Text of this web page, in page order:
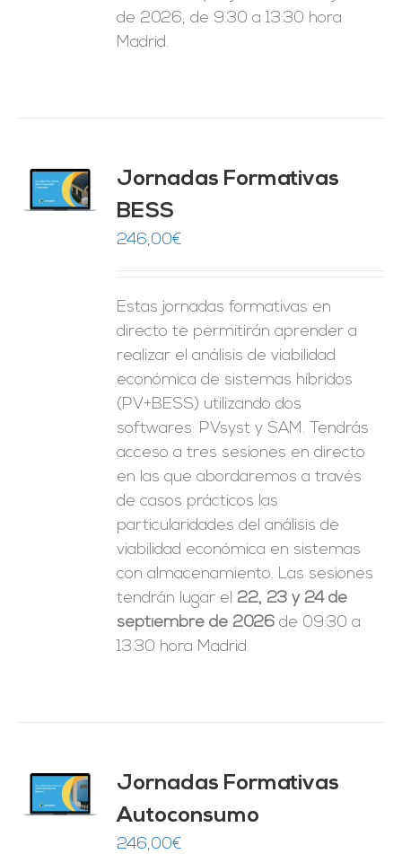
de 2026, de 9:30 a 13:30 hora
Madrid.
Jornadas Formativas
BESS
246,00€
Estas jornadas formativas en
directo te permitirán aprender a
realizar el análisis de viabilidad
económica de sistemas híbridos
(PV+BESS) utilizando dos
softwares: PVsyst y SAM. Tendrás
acceso a tres sesiones en directo
en las que abordaremos a través
de casos prácticos las
particularidades del análisis de
viabilidad económica en sistemas
con almacenamiento. Las sesiones
tendrán lugar el 22, 23 y 24 de
septiembre de 2026 de 09:30 a
13:30 hora Madrid.
Jornadas Formativas
Autoconsumo
246,00€